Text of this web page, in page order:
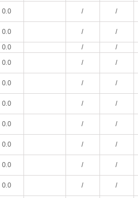
0.0 / /
0.0 / /
0.0 /
/
0.0 / /
0.0 / /
0.0 / /
0.0 / /
0.0 / /
0.0 / /
0.0 / /